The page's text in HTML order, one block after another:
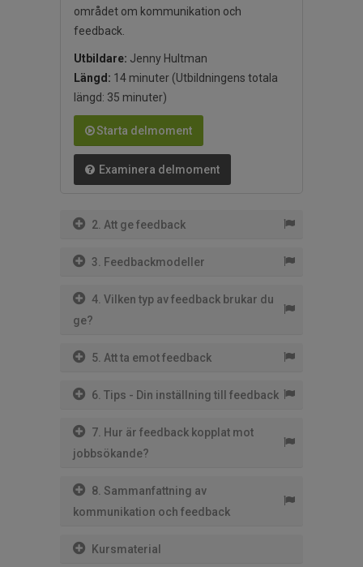
området om kommunikation och
feedback.
Utbildare: Jenny Hultman
Längd: 14 minuter (Utbildningens totala
längd: 35 minuter)
Starta delmoment
Examinera delmoment
2. Att ge feedback
3. Feedbackmodeller
4. Vilken typ av feedback brukar du
ge?
5. Att ta emot feedback
6. Tips - Din inställning till feedback
7. Hur är feedback kopplat mot
jobbsökande?
8. Sammanfattning av
kommunikation och feedback
Kursmaterial